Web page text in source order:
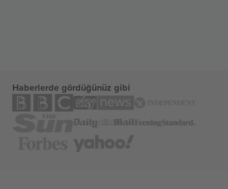
Haberlerde gördüğünüz gibi